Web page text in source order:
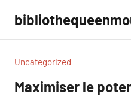
contenu
Uncategorized
Maximiser le